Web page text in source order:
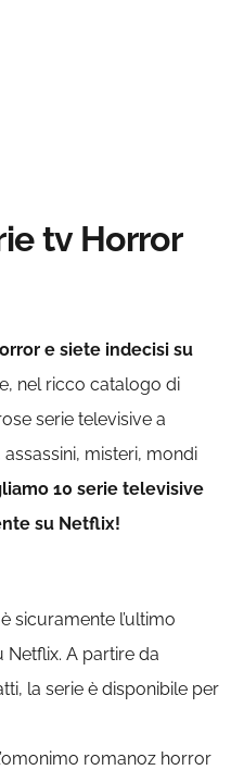
tv Horror
e siete indecisi su
nel ricco catalogo di
serie televisive a
misteri, mondi
10 serie televisive
su Netflix!
sicuramente l’ultimo
A partire da
la serie è disponibile per
romanoz horror